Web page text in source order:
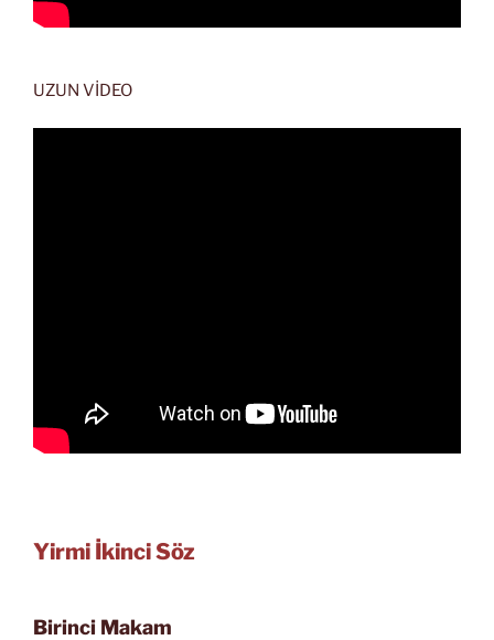
UZUN VİDEO
Yirmi İkinci Söz
Birinci Makam